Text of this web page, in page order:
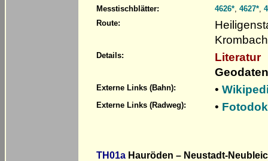
Messtischblätter: 4626* 4627*
Route:
Details:
Literatur
Externe Links (Bahn): •
Externe Links (Radweg): •
TH01a Hauröden – Neustadt-